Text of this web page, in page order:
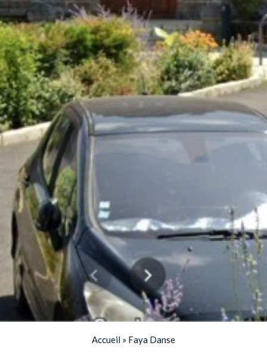
Accueil» Faya Danse